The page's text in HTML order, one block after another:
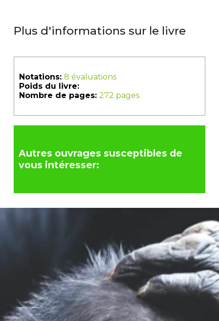
Plus d'informations sur le livre
Notations: 8 évaluations
Poids du livre:
Nombre de pages: 272 pages
Autres ouvrages susceptibles de
vous intéresser: